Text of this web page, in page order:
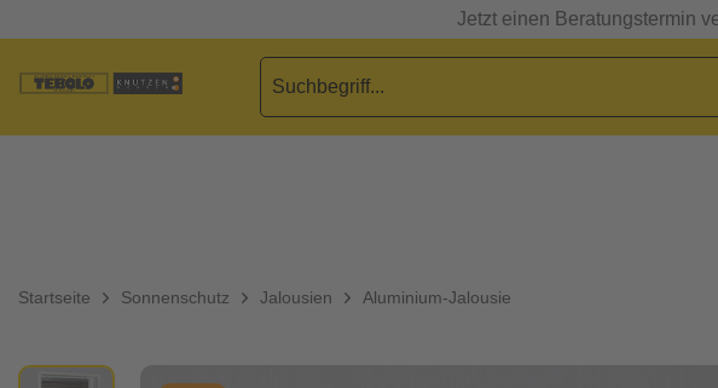
Jetzt einen Beratungstermin
Startseite Sonnenschutz Jalousien Aluminium-Jalousie